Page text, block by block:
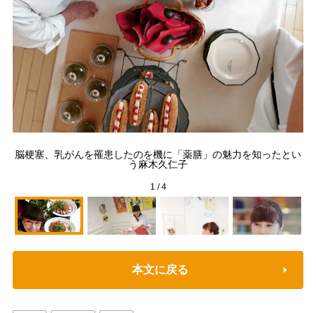
脳梗塞、乳がんを罹患したのを機に「薬膳」の魅力を知ったとい
う麻木久仁子
1 /4
本文に戻る